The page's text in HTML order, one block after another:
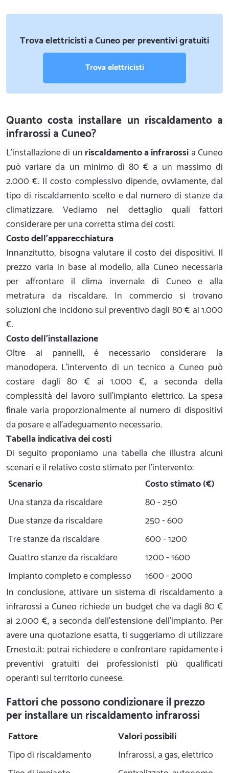
Trova elettricisti a Cuneo per preventivi gratuiti
Trova elettricisti
Quanto costa installare un riscaldamento a
infrarossi a Cuneo?
L'installazione di un riscaldamento a infrarossi a Cuneo
può variare da un minimo di 80 € a un massimo di
2.000 €. Il costo complessivo dipende, ovviamente, dal
tipo di riscaldamento scelto e dal numero di stanze da
climatizzare. Vediamo nel dettaglio quali fattori
considerare per una corretta stima dei costi.
Costo dell'apparecchiatura
Innanzitutto, bisogna valutare il costo dei dispositivi. Il
prezzo varia in base al modello, alla Cuneo necessaria
per affrontare il clima invernale di Cuneo e alla
metratura da riscaldare. In commercio si trovano
soluzioni che incidono sul preventivo dagli 80 € ai 1.000
€.
Costo dell'installazione
Oltre ai pannelli, è necessario considerare la
manodopera. L'intervento di un tecnico a Cuneo può
costare dagli 80 € ai 1.000 €, a seconda della
complessità del lavoro sull'impianto elettrico. La spesa
finale varia proporzionalmente al numero di dispositivi
da posare e all'adeguamento necessario.
Tabella indicativa dei costi
Di seguito proponiamo una tabella che illustra alcuni
scenari e il relativo costo stimato per l'intervento:
Scenario
Costo stimato (€)
Una stanza da riscaldare
80 - 250
Due stanze da riscaldare
250 - 600
Tre stanze da riscaldare
600 - 1200
Quattro stanze da riscaldare
1200 - 1600
Impianto completo e complesso
1600 - 2000
In conclusione, attivare un sistema di riscaldamento a
infrarossi a Cuneo richiede un budget che va dagli 80 €
ai 2.000 €, a seconda dell'estensione dell'impianto. Per
avere una quotazione esatta, ti suggeriamo di utilizzare
Ernesto.it: potrai richiedere e confrontare rapidamente i
preventivi gratuiti dei professionisti più qualificati
operanti sul territorio cuneese.
Fattori che possono condizionare il prezzo
per installare un riscaldamento infrarossi
Fattore
Valori possibili
Tipo di riscaldamento
Infrarossi, a gas, elettrico